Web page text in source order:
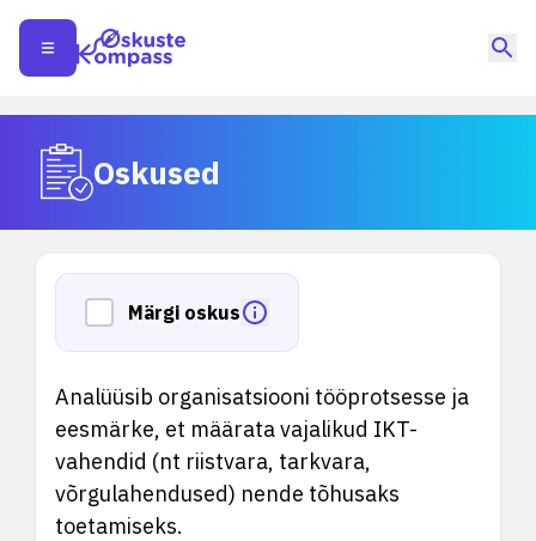
Oskused
Märgi oskus
Analüüsib organisatsiooni tööprotsesse ja
eesmärke, et määrata vajalikud IKT-
vahendid (nt riistvara, tarkvara,
võrgulahendused) nende tõhusaks
toetamiseks.